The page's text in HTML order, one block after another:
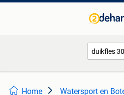
Home Watersport en